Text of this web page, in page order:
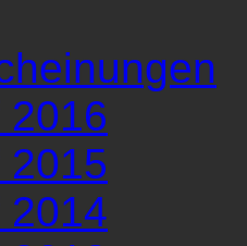
2016
2015
2014